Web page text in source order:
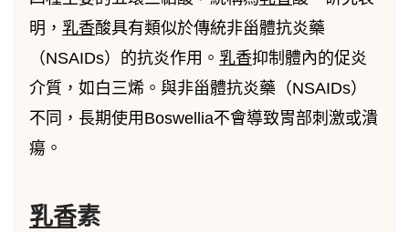
明， 乳香酸具有類似於傳統非甾體抗炎藥
（NSAIDs）的抗炎作用。 乳香抑制體內的促炎
介質，如白三烯。與非甾體抗炎藥（NSAIDs）
不同，長期使用Boswellia不會導致胃部刺激或潰
瘍。
乳香素